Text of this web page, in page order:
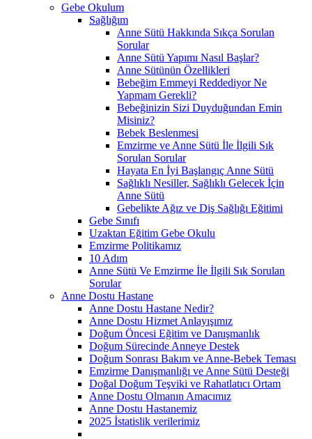
Gebe Okulum
Sağlığım
Anne Sütü Hakkında Sıkça Sorulan
Sorular
Anne Sütü Yapımı Nasıl Başlar?
Anne Sütünün Özellikleri
Bebeğim Emmeyi Reddediyor Ne
Yapmam Gerekli?
Bebeğinizin Sizi Duyduğundan Emin
Misiniz?
Bebek Beslenmesi
Emzirme ve Anne Sütü İle İlgili Sık
Sorulan Sorular
Hayata En İyi Başlangıç Anne Sütü
Sağlıklı Nesiller, Sağlıklı Gelecek İçin
Anne Sütü
Gebelikte Ağız ve Diş Sağlığı Eğitimi
Gebe Sınıfı
Uzaktan Eğitim Gebe Okulu
Emzirme Politikamız
10 Adım
Anne Sütü Ve Emzirme İle İlgili Sık Sorulan
Sorular
Anne Dostu Hastane
Anne Dostu Hastane Nedir?
Anne Dostu Hizmet Anlayışımız
Doğum Öncesi Eğitim ve Danışmanlık
Doğum Sürecinde Anneye Destek
Doğum Sonrası Bakım ve Anne-Bebek Teması
Emzirme Danışmanlığı ve Anne Sütü Desteği
Doğal Doğum Teşviki ve Rahatlatıcı Ortam
Anne Dostu Olmanın Amacımız
Anne Dostu Hastanemiz
2025 İstatislik verilerimiz